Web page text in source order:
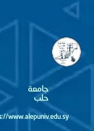
جامعة
https://www.alepuniv.edu.sy